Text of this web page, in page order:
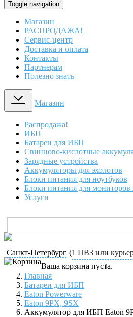
Toggle navigation
Магазин
РАСПРОДАЖА!
Сервис-центр
Доставка и оплата
Контакты
Партнерам
Полезно знать
Магазин
Распродажа!
ИБП
Батареи для ИБП
Свинцово-кислотные
Зарядные устройства
Аккумуляторы для эхолотов
Блоки питания для ноутбуков
Блоки питания для мониторов
Услуги
Санкт-Петербург (1 ПВЗ или
Ваша корзина пуста.
Главная
Батареи для ИБП
Eaton Powerware
Eaton 9PX, 9SX
Аккумулятор для ИБП Eaton